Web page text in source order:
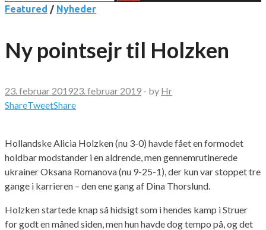
efter:
Featured / Nyheder
Ny pointsejr til Holzken
23. februar 201923. februar 2019 - by Hr
ShareTweetShare
Hollandske Alicia Holzken (nu 3-0) havde fået en formodet
holdbar modstander i en aldrende, men gennemrutinerede
ukrainer Oksana Romanova (nu 9-25-1), der kun var stoppet tre
gange i karrieren – den ene gang af Dina Thorslund.
Holzken startede knap så hidsigt som i hendes kamp i Struer
for godt en måned siden, men hun havde dog tempo på, og det